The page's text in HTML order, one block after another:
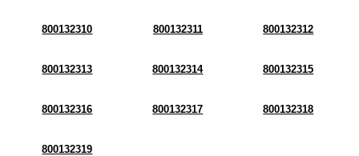
800132310 800132311 800132312
800132313 800132314 800132315
800132316 800132317 800132318
800132319